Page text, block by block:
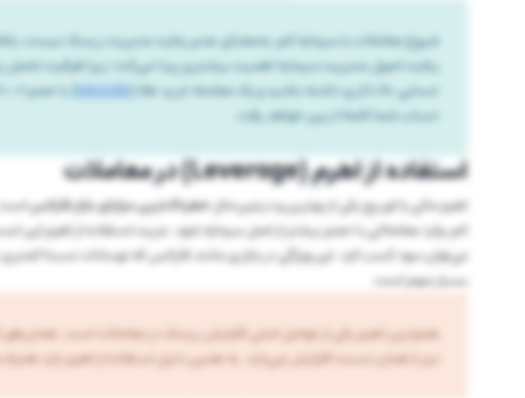
شروع معاملات با سرمایه کم، به‌معنای عدم رعایت مدیریت ریسک نیست،
رعایت اصول مدیریت سرمایه اهمیت بیشتری پیدا می‌کند؛ زیرا ظرفیت تحمل
حسابی 50 دلاری داشته باشید و یک معامله خرید طلا (
XAUUSD
حساب شما کاملا از بین خواهد رفت.
استفاده از اهرم (Leverage) در معاملات
اهرم مالی یا لوریج یکی از بهترین و درعین‌حالخطرناک‌ترین مزایای بازار فارکساست.
کم، وارد معاملاتی با حجم بیشتر از اصل سرمایه شود. مزیت استفاده از اهرم این
می‌توان سود کسب کرد. این ویژگی در بازاری مانند فارکس که نوسانات نسبتا کمتری
بسیار مهم است.
همچنین اهرم یکی از عوامل اصلی افزایش ریسک در معاملات است. همان‌طور
نیز با همان نسبت افزایش می‌یابد. به همین دلیل استفاده از اهرم باید